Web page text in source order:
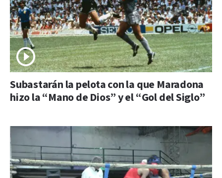
Subastarán la pelota con la que Maradona
hizo la “Mano de Dios” y el “Gol del Siglo”